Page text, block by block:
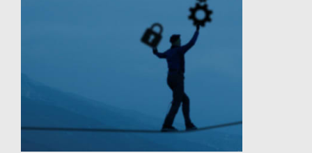
されます。JFrogはすでに大規模なソフトウェア配信
のためのプラットフォーム機能を網羅したソリューシ
ョンをAWS、Azure、GCP、プライベートインスタン
スを含む18のクラウド・リージョンで提供していま
を追加することで対応しています。 しかし、セキュリ
ティのプロや開発者は本番ソフトウェアの安全性と安
定性を確保するために、どのような種類のツールが本
当に必要なのでしょうか？公平に考えればソフトウェ
ア開発ライフサイクル（SDLC）のさまざまな領域に
対応する DevOpsセキュリティツールには大まかなカ
ち上げ、同様のサービスをGoとクラウドネイティブ
のコミュニティに拡張しました。 JFrogは開発者が直
面する新たな課題に対応するために進化しています。
Bintrayが提供するサービスの多くは、オープンソー
スコミュニティのためにJFrog Platformによって提供
されています。同様にGoとHelmのコミュニティは、